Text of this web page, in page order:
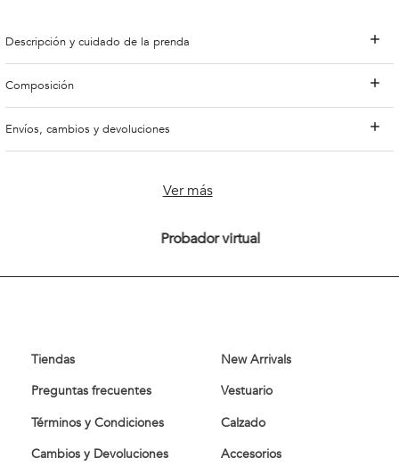
Descripción y cuidado de la prenda
Composición
Envíos, cambios y devoluciones
Ver más
Probador virtual
Tiendas
Preguntas frecuentes
Términos y Condiciones
Cambios y Devoluciones
New Arrivals
Vestuario
Calzado
Accesorios